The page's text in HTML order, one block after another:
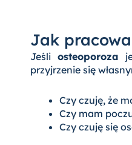
Jak
Jeśli osteoporoza
przyjrzenie się
Czy czuję, że
Czy mam
Czy czuję się